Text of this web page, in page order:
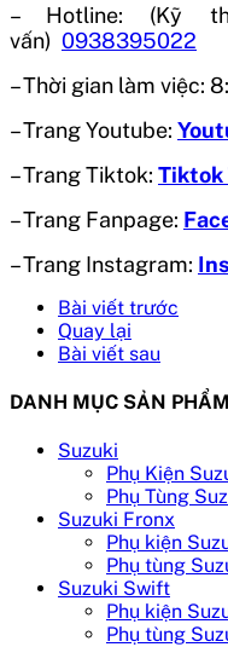
– Hotline: (Kỹ
vấn) 0938395022
– Thời gian làm việc:
– Trang Youtube:
– Trang Tiktok: Tiktok
– Trang Fanpage:
– Trang Instagram:
Bài viết trước
Quay lại
Bài viết sau
DANH MỤC SẢN PHẨM
Suzuki
Phụ Kiện
Phụ Tùng
Suzuki Fronx
Phụ kiện
Phụ tùng
Suzuki Swift
Phụ kiện
Phụ tùng